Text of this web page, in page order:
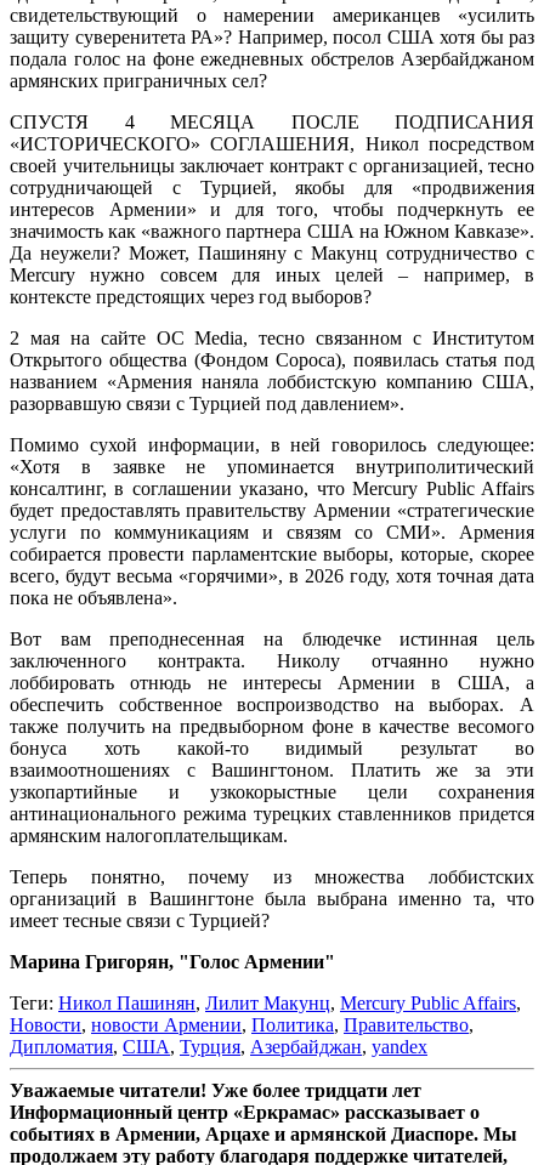
свидетельствующий о намерении американцев «усилить
защиту суверенитета РА»? Например, посол США хотя бы раз
подала голос на фоне ежедневных обстрелов Азербайджаном
армянских приграничных сел?
СПУСТЯ 4 МЕСЯЦА ПОСЛЕ ПОДПИСАНИЯ
«ИСТОРИЧЕСКОГО» СОГЛАШЕНИЯ, Никол посредством
своей учительницы заключает контракт с организацией, тесно
сотрудничающей с Турцией, якобы для «продвижения
интересов Армении» и для того, чтобы подчеркнуть ее
значимость как «важного партнера США на Южном Кавказе».
Да неужели? Может, Пашиняну с Макунц сотрудничество с
Mercury нужно совсем для иных целей – например, в
контексте предстоящих через год выборов?
2 мая на сайте OC Media, тесно связанном с Институтом
Открытого общества (Фондом Сороса), появилась статья под
названием «Армения наняла лоббистскую компанию США,
разорвавшую связи с Турцией под давлением».
Помимо сухой информации, в ней говорилось следующее:
«Хотя в заявке не упоминается внутриполитический
консалтинг, в соглашении указано, что Mercury Public Affairs
будет предоставлять правительству Армении «стратегические
услуги по коммуникациям и связям со СМИ». Армения
собирается провести парламентские выборы, которые, скорее
всего, будут весьма «горячими», в 2026 году, хотя точная дата
пока не объявлена».
Вот вам преподнесенная на блюдечке истинная цель
заключенного контракта. Николу отчаянно нужно
лоббировать отнюдь не интересы Армении в США, а
обеспечить собственное воспроизводство на выборах. А
также получить на предвыборном фоне в качестве весомого
бонуса хоть какой-то видимый результат во
взаимоотношениях с Вашингтоном. Платить же за эти
узкопартийные и узкокорыстные цели сохранения
антинационального режима турецких ставленников придется
армянским налогоплательщикам.
Теперь понятно, почему из множества лоббистских
организаций в Вашингтоне была выбрана именно та, что
имеет тесные связи с Турцией?
Марина Григорян, "Голос Армении"
Теги: Никол Пашинян, Лилит Макунц, Mercury Public Affairs,
Новости, новости Армении, Политика, Правительство,
Дипломатия, США, Турция, Азербайджан, yandex
Уважаемые читатели! Уже более тридцати лет
Информационный центр «Еркрамас» рассказывает о
событиях в Армении, Арцахе и армянской Диаспоре. Мы
продолжаем эту работу благодаря поддержке читателей,